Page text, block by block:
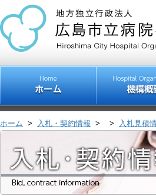
ホーム > 入札・契約情報 > > 入札見積